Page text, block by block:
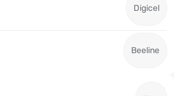
Digicel
Beeline